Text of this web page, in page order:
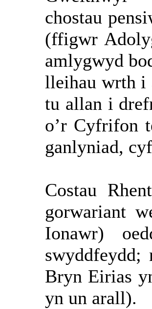
chostau
(ffigwr
amlygwyd
lleihau wrth i
tu allan i
o’r Cyfrifon
ganlyniad,
Costau
gorwariant
Ionawr)
swyddfeydd;
Bryn Eirias
yn un arall).